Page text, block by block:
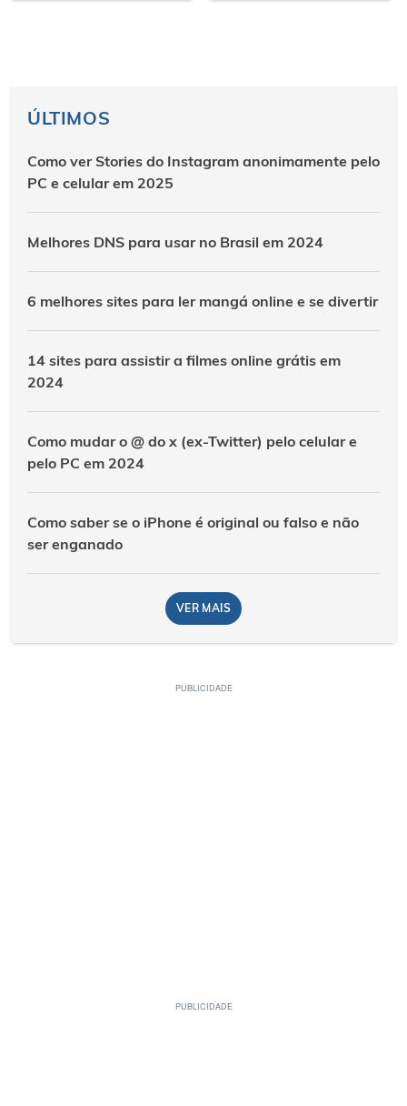
ÚLTIMOS
Como ver Stories do Instagram anonimamente pelo
PC e celular em 2025
Melhores DNS para usar no Brasil em 2024
6 melhores sites para ler mangá online e se divertir
14 sites para assistir a filmes online grátis em
2024
Como mudar o @ do x (ex-Twitter) pelo celular e
pelo PC em 2024
Como saber se o iPhone é original ou falso e não
ser enganado
VER MAIS